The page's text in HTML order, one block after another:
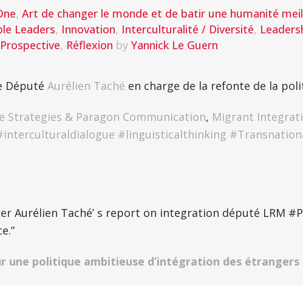
, Art de changer le monde et de batir une humanité
Leaders, Innovation, Interculturalité / Diversité,
Prospective, Réflexion by Yannick Le Guern
Député Aurélien Taché en charge de la refonte de la
Strategies & Paragon Communication, Migrant
interculturaldialogue #linguisticalthinking #
Aurélien Taché’ s report on integration député LRM
une politique ambitieuse d’intégration des